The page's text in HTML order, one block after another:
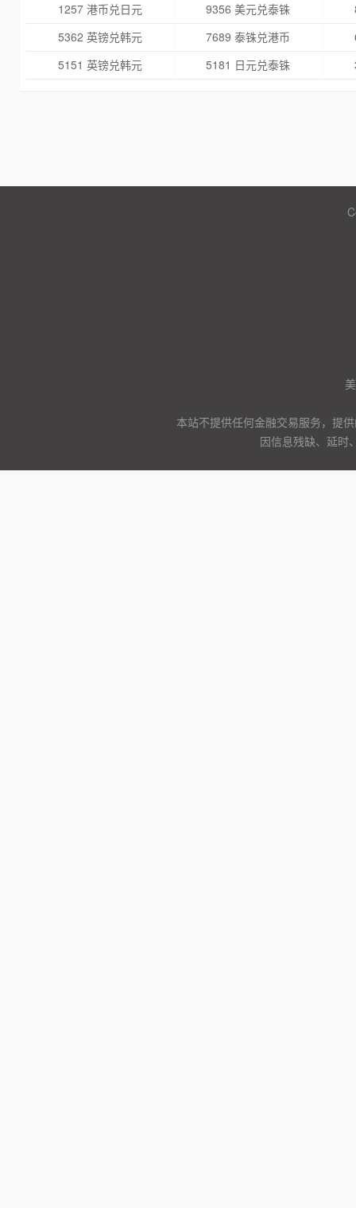
1257 港币兑日元
9356 美元兑泰铢
5362 英镑兑韩元
7689 泰铢兑港币
5151 英镑兑韩元
5181 日元兑泰铢
本站不提供任何金融交易服务，提
因信息残缺、延时